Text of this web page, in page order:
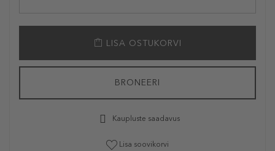
LISA OSTUKORVI
BRONEERI
Kaupluste saadavus
Lisa soovikorvi